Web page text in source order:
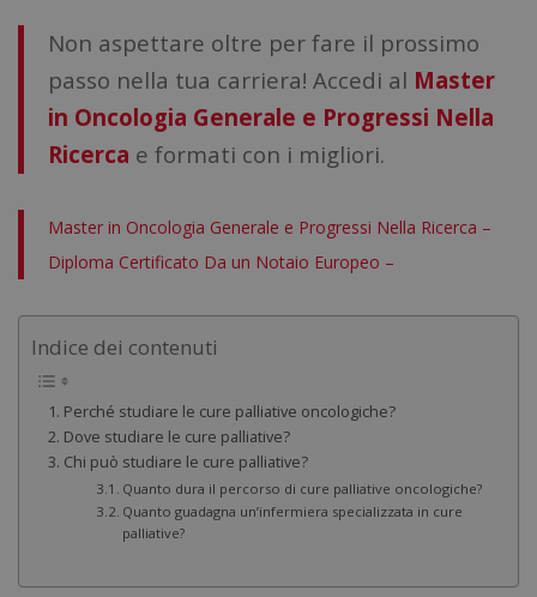
Non aspettare oltre per fare il prossimo
passo nella tua carriera! Accedi al Master
in Oncologia Generale e Progressi Nella
Ricerca e formati con i migliori.
Master in Oncologia Generale e Progressi Nella Ricerca –
Diploma Certificato Da un Notaio Europeo –
Indice dei contenuti
Perché studiare le cure palliative oncologiche?
Dove studiare le cure palliative?
Chi può studiare le cure palliative?
Quanto dura il percorso di cure palliative oncologiche?
Quanto guadagna un’infermiera specializzata in cure
palliative?